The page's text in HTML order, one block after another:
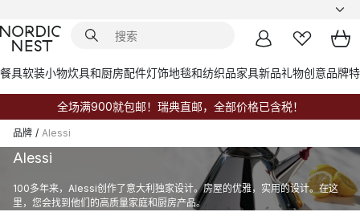
餐具软装小物炊具和厨房配件灯饰地毯和纺织品家具新品礼物创意品牌
全场满900就包邮！瑞典直邮，全部价格已含税！
品牌 / Alessi
Alessi
100多年来，Alessi创作了意大利独家设计。房屋的优雅，实用的设计。在这
里，您会找到他们的高质量家庭和厨房产品。